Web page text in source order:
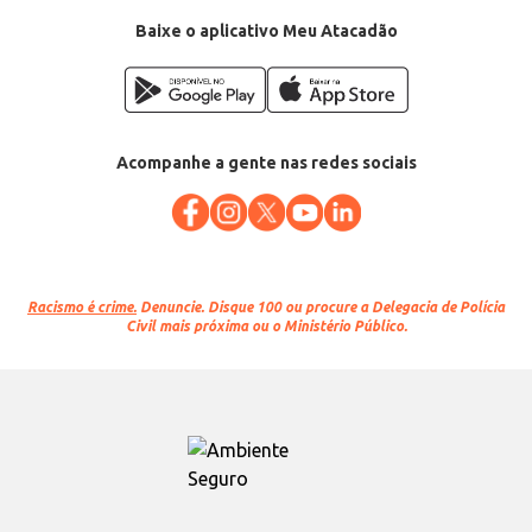
Baixe o aplicativo Meu Atacadão
Acompanhe a gente nas redes sociais
Racismo é crime. Denuncie. Disque 100 ou procure a Delegacia de Polícia
Civil mais próxima ou o Ministério Público.